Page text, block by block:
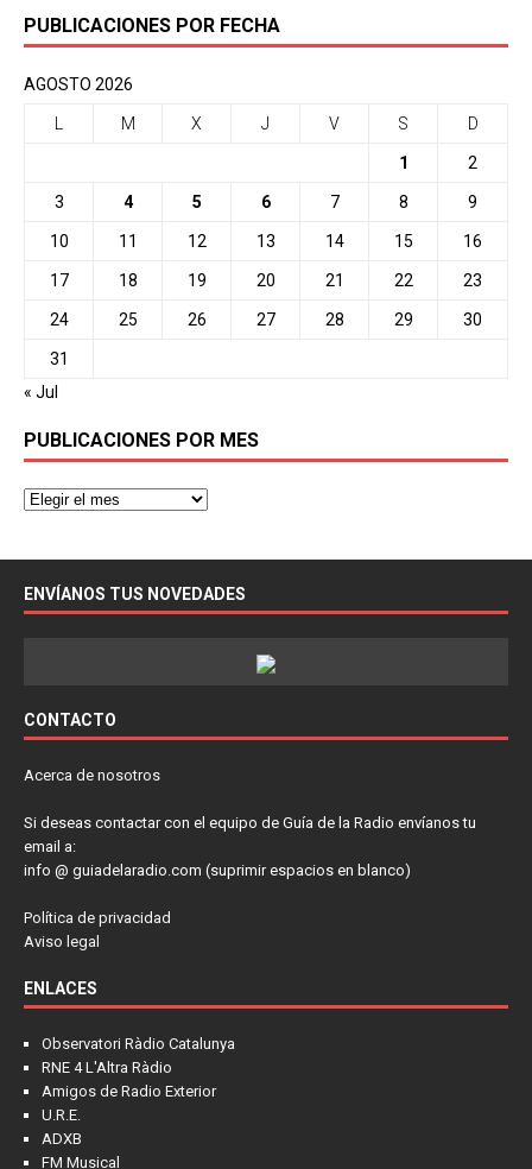
PUBLICACIONES POR FECHA
AGOSTO 2026
M X J V S D
1 2
3 4 5 6 7 8 9
10 11 12 13 14 15 16
17 18 19 20 21 22 23
24 25 26 27 28 29 30
31
« Jul
PUBLICACIONES POR MES
ENVÍANOS TUS NOVEDADES
CONTACTO
Acerca de nosotros
Si deseas contactar con el equipo de Guía de la Radio envíanos tu
email a:
info @ guiadelaradio.com (suprimir espacios en blanco)
Política de privacidad
Aviso legal
ENLACES
Observatori Ràdio Catalunya
RNE 4 L'Altra Ràdio
Amigos de Radio Exterior
U.R.E.
ADXB
FM Musical